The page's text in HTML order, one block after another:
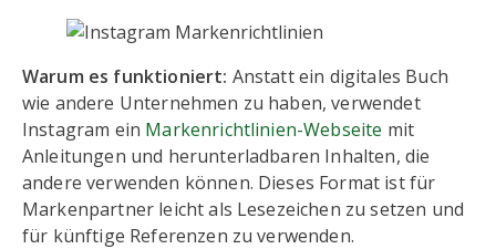
Warum es funktioniert: Anstatt ein digitales Buch
wie andere Unternehmen zu haben, verwendet
Instagram ein Markenrichtlinien-Webseite mit
Anleitungen und herunterladbaren Inhalten, die
andere verwenden können. Dieses Format ist für
Markenpartner leicht als Lesezeichen zu setzen und
für künftige Referenzen zu verwenden.